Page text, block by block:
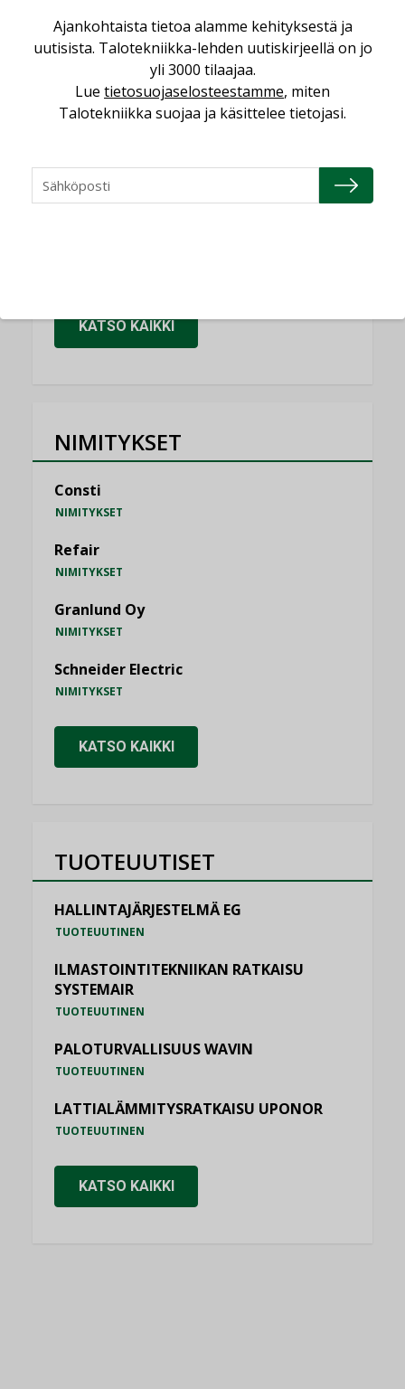
KOLUMNI
Yli miljoona kotia on vailla toimivaa
ilmanvaihtoa
KOLUMNI
saatavien tietojen vertailukelpoisuus?
KOLUMNI
KATSO KAIKKI
NIMITYKSET
Consti
NIMITYKSET
Refair
NIMITYKSET
Granlund Oy
NIMITYKSET
Schneider Electric
NIMITYKSET
KATSO KAIKKI
TUOTEUUTISET
HALLINTAJÄRJESTELMÄ EG
TUOTEUUTINEN
ILMASTOINTITEKNIIKAN RATKAISU
SYSTEMAIR
TUOTEUUTINEN
PALOTURVALLISUUS WAVIN
TUOTEUUTINEN
LATTIALÄMMITYSRATKAISU UPONOR
TUOTEUUTINEN
KATSO KAIKKI
Ajankohtaista tietoa alamme kehityksestä ja
uutisista. Talotekniikka-lehden uutiskirjeellä on jo
yli 3000 tilaajaa.
Lue tietosuojaselosteestamme, miten
Talotekniikka suojaa ja käsittelee tietojasi.